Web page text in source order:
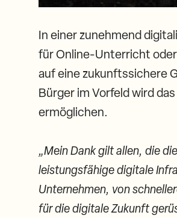
In einer zunehmend
für Online-Unterricht
auf eine zukunftssichere
Bürger im Vorfeld wird
ermöglichen.
„Mein Dank gilt allen, die
leistungsfähige digitale
Unternehmen, von
für die digitale Zukunft